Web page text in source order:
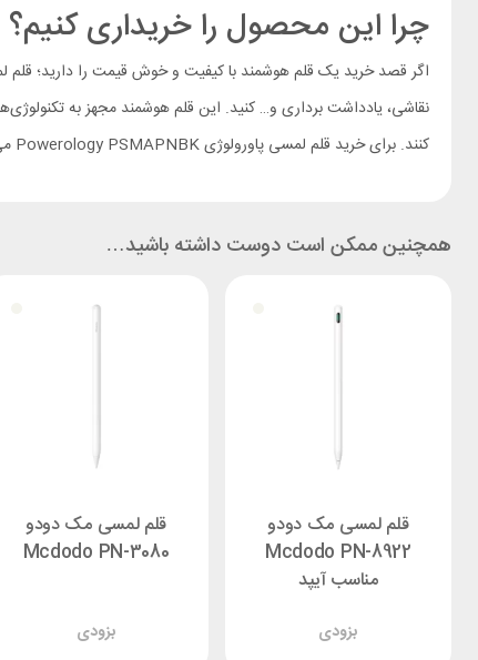
چرا این محصول را خریداری کنیم؟
نقاشی، یادداشت برداری و… کنید. این قلم هوشمند مجهز به
کنند. برای خرید قلم لمسی پاورولوژی Powerology PSMAPNBK می‌توانید فروشگاه اینترنتی
همچنین ممکن است دوست داشته باشید…
قلم لمسی مک دودو
Mcdodo PN-8922
مناسب آیپد
بزودی
قلم لمسی مک دودو
Mcdodo PN-3080
بزودی